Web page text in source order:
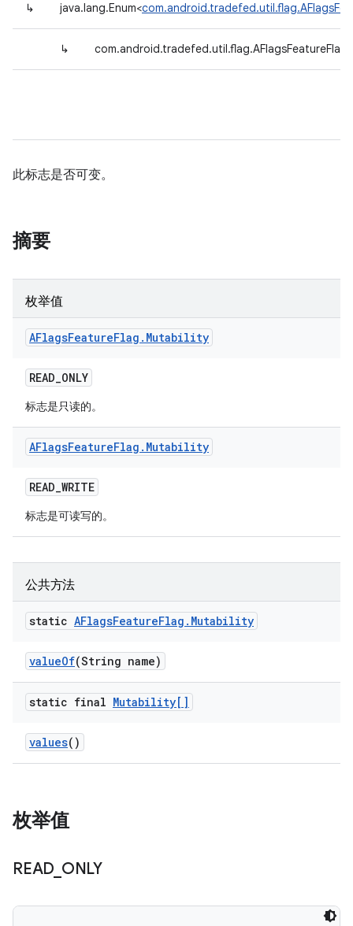
↳ java.lang.Enum<
↳
此标志是否可变。
摘要
枚举值
AFlagsFeatureFlag . Mutability
READ_ONLY
标志是只读的。
AFlagsFeatureFlag . Mutability
READ_WRITE
标志是可读写的。
公共方法
static AFlagsFeatureFlag . Mutability
valueOf(String name)
static final Mutability[]
values()
枚举值
READ ONLY